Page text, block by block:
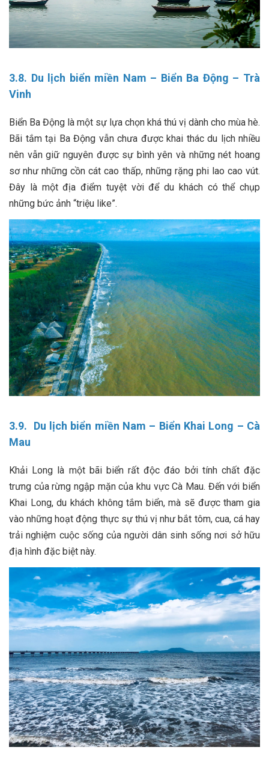
3.8. Du lịch biển miền Nam – Biển Ba Động – Trà
Vinh
Biển Ba Động là một sự lựa chọn khá thú vị dành cho mùa hè.
Bãi tắm tại Ba Động vẫn chưa được khai thác du lịch nhiều
nên vẫn giữ nguyên được sự bình yên và những nét hoang
sơ như những cồn cát cao thấp, những rặng phi lao cao vút.
Đây là một địa điểm tuyệt vời để du khách có thể chụp
những bức ảnh “triệu like”.
3.9. Du lịch biển miền Nam – Biển Khai Long – Cà
Mau
Khải Long là một bãi biển rất độc đáo bởi tính chất đặc
trưng của rừng ngập mặn của khu vực Cà Mau. Đến với biển
Khai Long, du khách không tắm biển, mà sẽ được tham gia
vào những hoạt động thực sự thú vị như bắt tôm, cua, cá hay
trải nghiệm cuộc sống của người dân sinh sống nơi sở hữu
địa hình đặc biệt này.